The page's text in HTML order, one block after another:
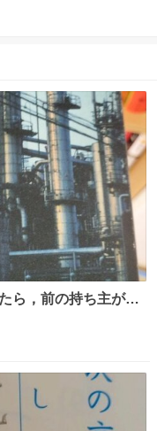
ら，前の持ち主がラ
ウケた